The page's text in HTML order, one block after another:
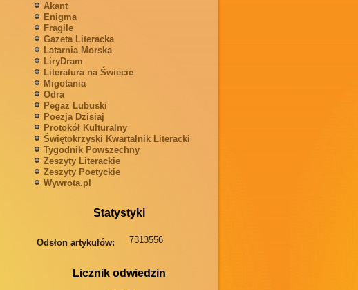
Akant
Enigma
Fragile
Gazeta Literacka
Latarnia Morska
LiryDram
Literatura na Świecie
Migotania
Odra
Pegaz Lubuski
Poezja Dzisiaj
Protokół Kulturalny
Świętokrzyski Kwartalnik Literacki
Tygodnik Powszechny
Zeszyty Literackie
Zeszyty Poetyckie
Wywrota.pl
Statystyki
Odsłon artykułów: 7313556
Licznik odwiedzin